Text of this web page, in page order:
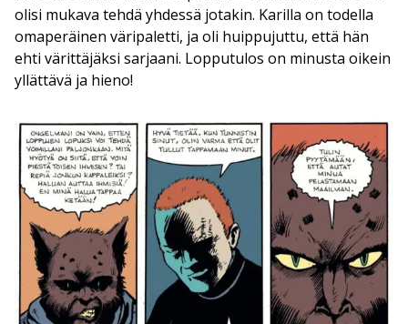
olisi mukava tehdä yhdessä jotakin. Karilla on todella
omaperäinen väripaletti, ja oli huippujuttu, että hän
ehti värittäjäksi sarjaani. Lopputulos on minusta oikein
yllättävä ja hieno!